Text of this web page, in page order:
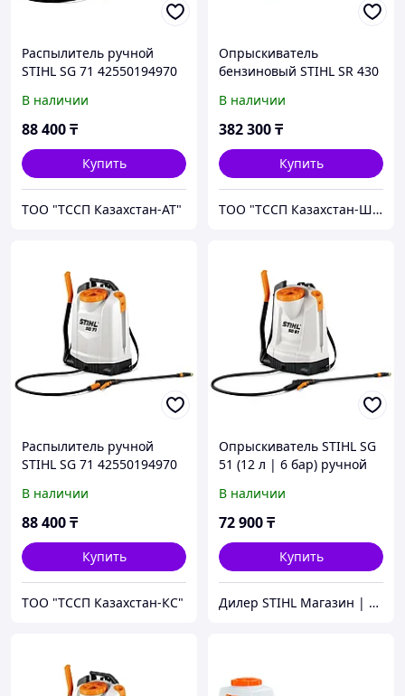
Распылитель ручной
STIHL SG 71 42550194970
В наличии
88 400₸
Купить
ТОО "ТССП Казахстан-АТ"
Опрыскиватель
бензиновый STIHL SR 430
В наличии
382 300₸
Купить
ТОО "ТССП Казахстан-ШМ"
Распылитель ручной
STIHL SG 71 42550194970
В наличии
88 400₸
Купить
ТОО "ТССП Казахстан-КС"
Опрыскиватель STIHL SG
51 (12 л | 6 бар) ручной
В наличии
72 900₸
Купить
Дилер STIHL Магазин | Сервисный Центр ШТИЛЬ.kz